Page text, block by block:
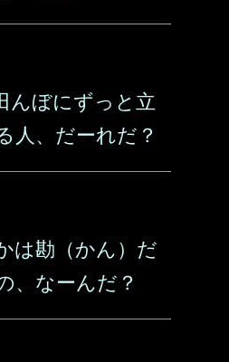
んぼにずっと立
人、だーれだ？
は勘（かん）だ
、なーんだ？